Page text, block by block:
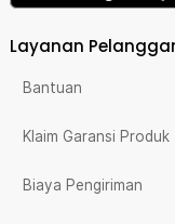
Layanan
Bantuan
Klaim Garansi Produk
Biaya Pengiriman